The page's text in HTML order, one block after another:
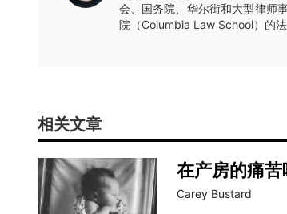
会、国务院、华尔街和大型律师
院（Columbia Law School）的
相关文章
在产房的痛苦
Carey Bustard